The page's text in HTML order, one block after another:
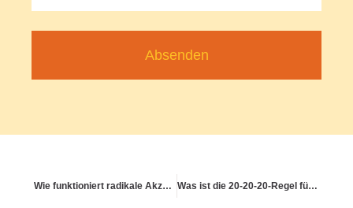
Absenden
Wie funktioniert radikale Akzeptanz – und wann ist sie hilfreich? Was ist die 20-20-20-Regel für Bildschirmarbeit?